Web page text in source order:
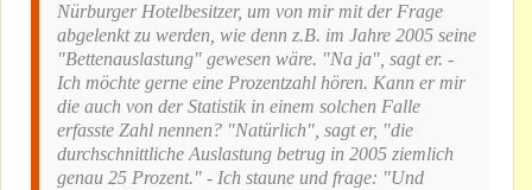
Nürburger Hotelbesitzer, um von mir mit der Frage
abgelenkt zu werden, wie denn z.B. im Jahre 2005 seine
"Bettenauslastung" gewesen wäre. "Na ja", sagt er. -
Ich möchte gerne eine Prozentzahl hören. Kann er mir
die auch von der Statistik in einem solchen Falle
erfasste Zahl nennen? "Natürlich", sagt er, "die
durchschnittliche Auslastung betrug in 2005 ziemlich
genau 25 Prozent." - Ich staune und frage: "Und